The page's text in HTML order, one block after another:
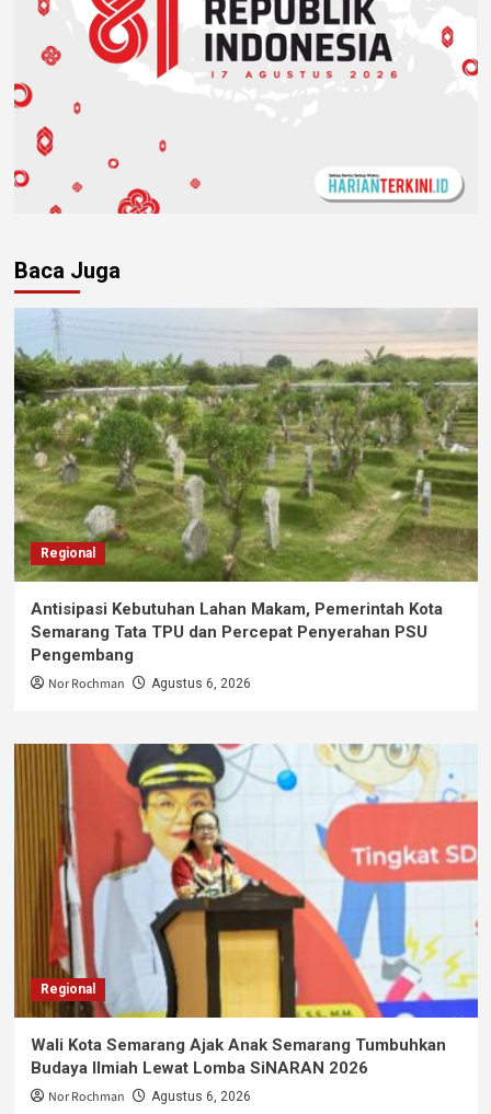
Baca Juga
Regional
Antisipasi Kebutuhan Lahan Makam, Pemerintah Kota
Semarang Tata TPU dan Percepat Penyerahan PSU
Pengembang
Nor Rochman Agustus 6, 2026
Regional
Wali Kota Semarang Ajak Anak Semarang Tumbuhkan
Budaya Ilmiah Lewat Lomba SiNARAN 2026
Nor Rochman Agustus 6, 2026